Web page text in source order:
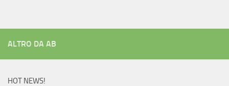
ALTRO DA AB
HOT NEWS!